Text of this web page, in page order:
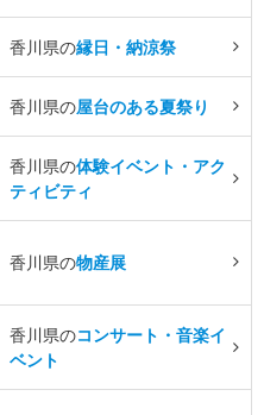
香川県の縁日・納涼祭
香川県の屋台のある夏祭り
香川県の体験イベント・アク
ティビティ
香川県の物産展
香川県のコンサート・音楽イ
ベント